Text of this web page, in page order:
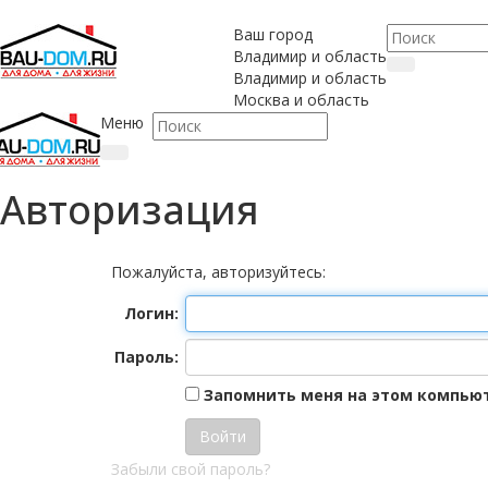
Ваш город
Владимир и область
Владимир и область
Москва и область
Меню
Авторизация
Пожалуйста, авторизуйтесь:
Логин:
Пароль:
Запомнить меня на этом
Забыли свой пароль?